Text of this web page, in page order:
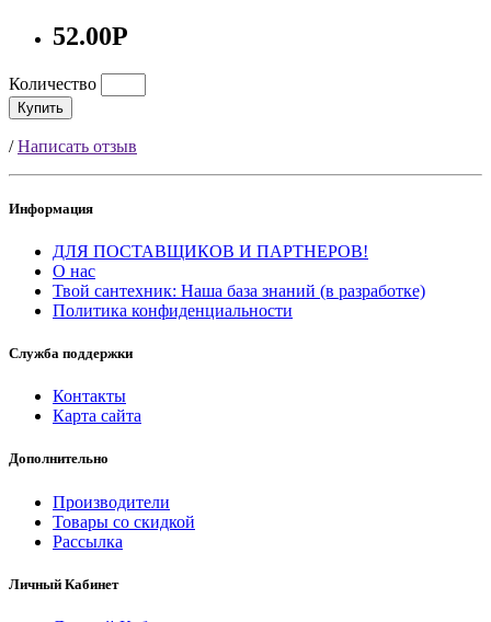
52.00Р
Количество
Купить
/Написать отзыв
Информация
ДЛЯ ПОСТАВЩИКОВ И ПАРТНЕРОВ!
О нас
Твой сантехник: Наша база знаний (в разработке)
Политика конфиденциальности
Служба поддержки
Контакты
Карта сайта
Дополнительно
Производители
Товары со скидкой
Рассылка
Личный Кабинет